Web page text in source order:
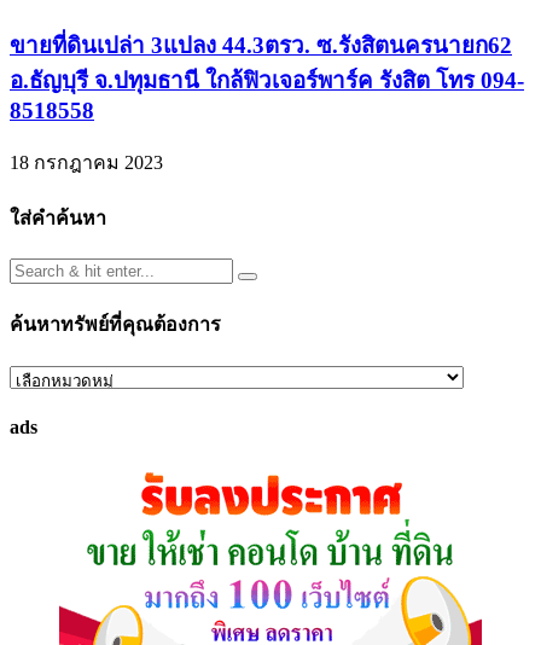
ขายที่ดินเปล่า 3แปลง 44.3ตรว. ซ.รังสิตนครนายก62
อ.ธัญบุรี จ.ปทุมธานี ใกล้ฟิวเจอร์พาร์ค รังสิต โทร 094-
8518558
18 กรกฎาคม 2023
ใส่คำค้นหา
ค้นหาทรัพย์ที่คุณต้องการ
ค้นหา
ที่
ads